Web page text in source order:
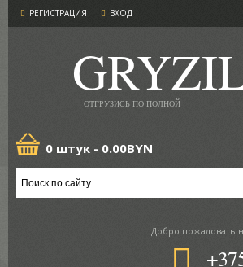
РЕГИСТРАЦИЯ ВХОД
ОТГРУЗИСЬ ПО ПОЛНОЙ
0 штук - 0.00BYN
Добро пожаловать